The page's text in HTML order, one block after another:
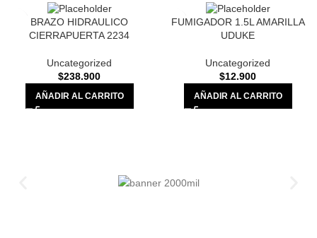
BRAZO HIDRAULICO
CIERRAPUERTA 2234
Uncategorized
$238.900
AÑADIR AL CARRITO
FUMIGADOR 1.5L AMARILLA
UDUKE
Uncategorized
$12.900
AÑADIR AL CARRITO